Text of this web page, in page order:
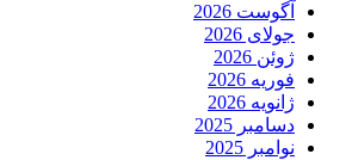
آگوست 2026
جولای 2026
ژوئن 2026
فوریه 2026
ژانویه 2026
دسامبر 2025
نوامبر 2025